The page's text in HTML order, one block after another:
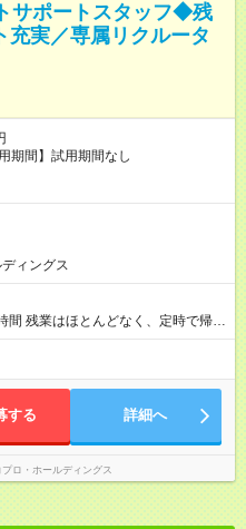
サポートスタッフ◆残
充実／専属リクルータ
分単位で支給 【試用期間】試用期間なし
ィングス
帰れ
の業務は進捗管理や事務が中心な
が終われば、自然と区切りをつけ
する 詳細へ
ロ・ホールディングス